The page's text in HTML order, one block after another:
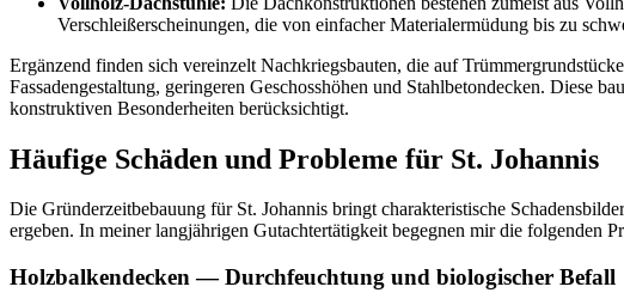
Verschleißerscheinungen, die von einfacher Materialermüdung bis zu
Ergänzend finden sich vereinzelt Nachkriegsbauten, die auf
Fassadengestaltung, geringeren Geschosshöhen und Stahlbetondecken. Diese
konstruktiven Besonderheiten berücksichtigt.
Häufige Schäden und Probleme für St. Johannis
Die Gründerzeitbebauung für St. Johannis bringt charakteristische
ergeben. In meiner langjährigen Gutachtertätigkeit begegnen mir die folgenden
Holzbalkendecken — Durchfeuchtung und biologischer Befall